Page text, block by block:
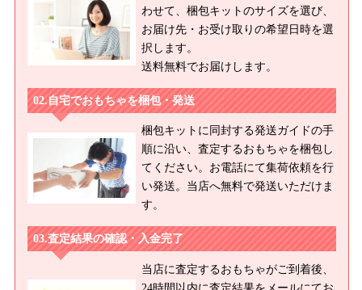
わせて、梱包キットのサイズを選び、
お届け先・お受け取りの希望日時を選
択します。
送料無料でお届けします。
自宅でおもちゃを梱包・発送
梱包キットに同封する発送ガイドの手
順に沿い、査定するおもちゃを梱包し
てください。お電話にて集荷依頼を行
い発送。当店へ無料で発送いただけま
す。
査定結果の確認・入金完了
当店に査定するおもちゃがご到着後、
24時間以内に査定結果をメールにてお